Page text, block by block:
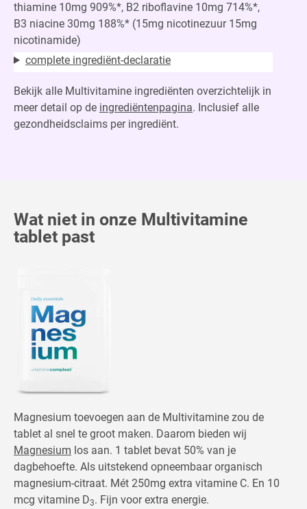
thiamine 10mg 909%*, B2 riboflavine 10mg 714%*,
B3 niacine 30mg 188%* (15mg nicotinezuur 15mg
nicotinamide)
complete ingrediënt-declaratie
Bekijk alle Multivitamine ingrediënten overzichtelijk in
meer detail op de ingrediëntenpagina. Inclusief alle
gezondheidsclaims per ingrediënt.
Wat niet in onze Multivitamine
tablet past
Magnesium toevoegen aan de Multivitamine zou de
tablet al snel te groot maken. Daarom bieden wij
Magnesium los aan. 1 tablet bevat 50% van je
dagbehoefte. Als uitstekend opneembaar organisch
magnesium-citraat. Mét 250mg extra vitamine C. En 10
mcg vitamine D3. Fijn voor extra energie.